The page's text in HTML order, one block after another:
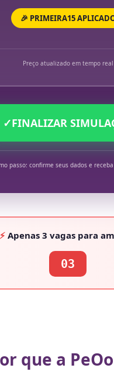
🎉 PRIMEIRA15
Preço atualizado em tempo real
✓FINALIZAR
passo: confirme seus dados e
⚡Apenas 3 vagaspara
03
que a